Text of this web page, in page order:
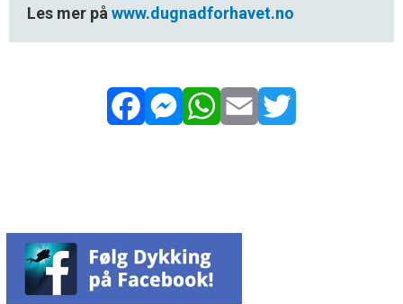
Les mer påwww.dugnadforhavet.no